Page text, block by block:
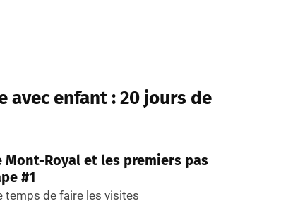
avec enfant : 20 jours de
Royal et les premiers pas
#1
temps de faire les visites